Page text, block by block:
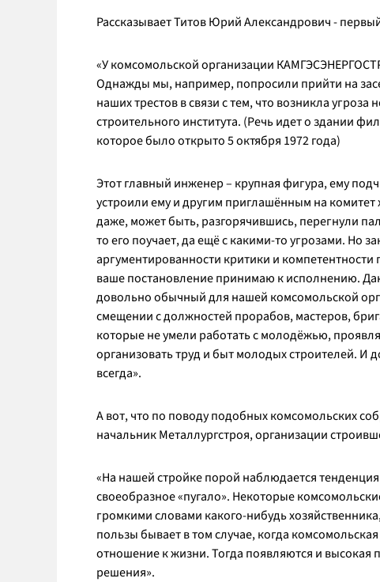
Рассказывает Титов Юрий Александрович -
«У комсомольской организации
Однажды мы, например, попросили прийти на
наших трестов в связи с тем, что возникла
строительного института. (Речь идет о здании
которое было открыто 5 октября 1972 года)
Этот главный инженер – крупная фигура, ему
устроили ему и другим приглашённым на
даже, может быть, разгорячившись, перегнули
то его поучает, да ещё с какими-то угрозами. Но
аргументированности критики и
ваше постановление принимаю к исполнению.
довольно обычный для нашей комсомольской
смещении с должностей прорабов, мастеров,
которые не умели работать с молодёжью,
организовать труд и быт молодых строителей. И
всегда».
А вот, что по поводу подобных комсомольских
начальник Металлургстроя, организации
«На нашей стройке порой наблюдается
своеобразное «пугало». Некоторые
громкими словами какого-нибудь
пользы бывает в том случае, когда
отношение к жизни. Тогда появляются и
решения».